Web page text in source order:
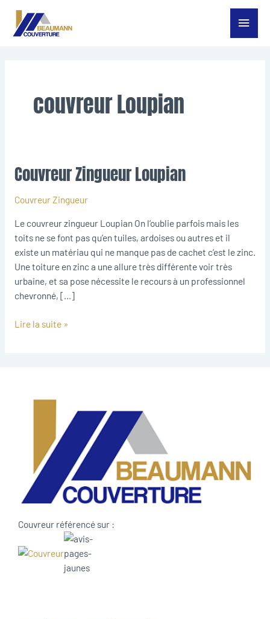
Aller
Menu
couvreur Loupian
Couvreur Zingueur Loupian
Couvreur Zingueur
Le couvreur zingueur Loupian On l’oublie parfois mais les
toits ne se font pas qu’en tuiles, ardoises ou autres et il
existe un matériau qui ne manque pas de cachet c’est le zinc.
Une toiture en zinc a une allure très différente voir très
urbaine, et sa pose nécessite le recours à un professionnel
chevronné, […]
Couvreur
Zingueur
Loupian
Lire la suite »
Couvreur référencé sur :